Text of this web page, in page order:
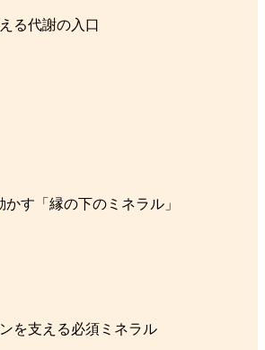
る代謝の入口
す「縁の下のミネラル」
を支える必須ミネラル